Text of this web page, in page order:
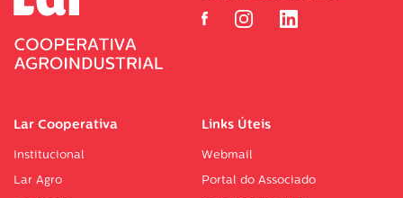
Lar Cooperativa
Institucional
Lar Agro
Links Úteis
Webmail
Portal do Associado